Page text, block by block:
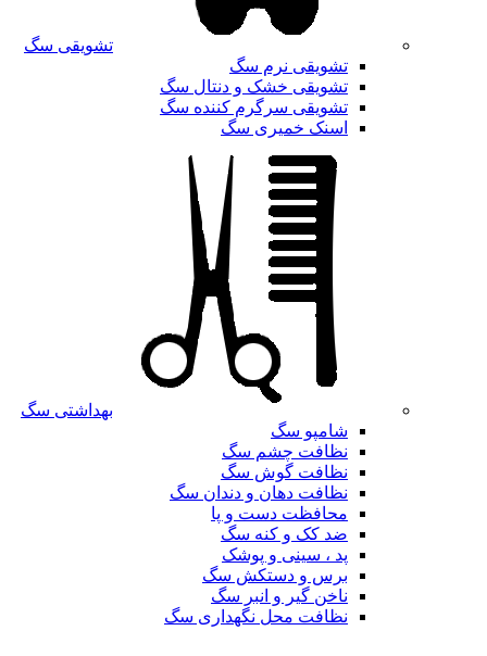
تشویقی سگ
تشویقی نرم سگ
تشویقی خشک و دنتال سگ
تشویقی سرگرم کننده سگ
اسنک خمیری سگ
بهداشتی سگ
شامپو سگ
نظافت چشم سگ
نظافت گوش سگ
نظافت دهان و دندان سگ
محافظت دست و پا
ضد کک و کنه سگ
پد ، سینی و پوشک
برس و دستکش سگ
ناخن گیر و انبر سگ
نظافت محل نگهداری سگ